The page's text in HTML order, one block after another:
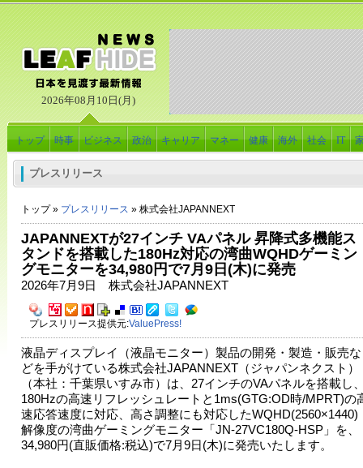
2026年08月10日(月)
トップ 時事 ビジネス 政治 キャリア マネー 健康 海外 社会 IT
プレスリリース
トップ » プレスリリース » 株式会社JAPANNEXT
JAPANNEXTが27インチ VAパネル 昇降式多機能ス
タンドを搭載した180Hz対応の湾曲WQHDゲーミン
グモニターを34,980円で7月9日(木)に発売
2026年7月9日 株式会社JAPANNEXT
プレスリリース提供元:ValuePress!
液晶ディスプレイ（液晶モニター）製品の開発・製造・販売な
どを手がけている株式会社JAPANNEXT（ジャパンネクスト）
（本社：千葉県いすみ市）は、27インチのVAパネルを搭載し
180Hzの高速リフレッシュレートと1ms(GTG:OD時/MPRT)の
速応答速度に対応、高さ調整にも対応したWQHD(2560×1440)
解像度の湾曲ゲーミングモニター「JN-27VC180Q-HSP」を、
34,980円(直販価格:税込)で7月9日(木)に発売いたします。